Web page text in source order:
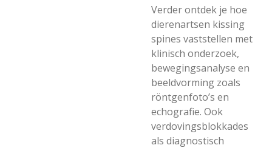
Verder ontdek je hoe
dierenartsen kissing
spines vaststellen met
klinisch onderzoek,
bewegingsanalyse en
beeldvorming zoals
röntgenfoto’s en
echografie. Ook
verdovingsblokkades
als diagnostisch